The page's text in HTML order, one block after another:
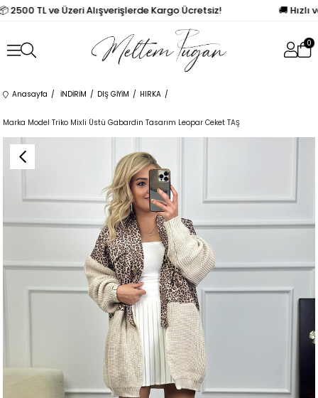
2500 TL ve Üzeri Alışverişlerde Kargo Ücretsiz! 🚚
0
Anasayfa İNDİRİM DIŞ GİYİM HIRKA
Marka Model Triko Mixli Üstü Gabardin Tasarım Leopar Ceket TAŞ